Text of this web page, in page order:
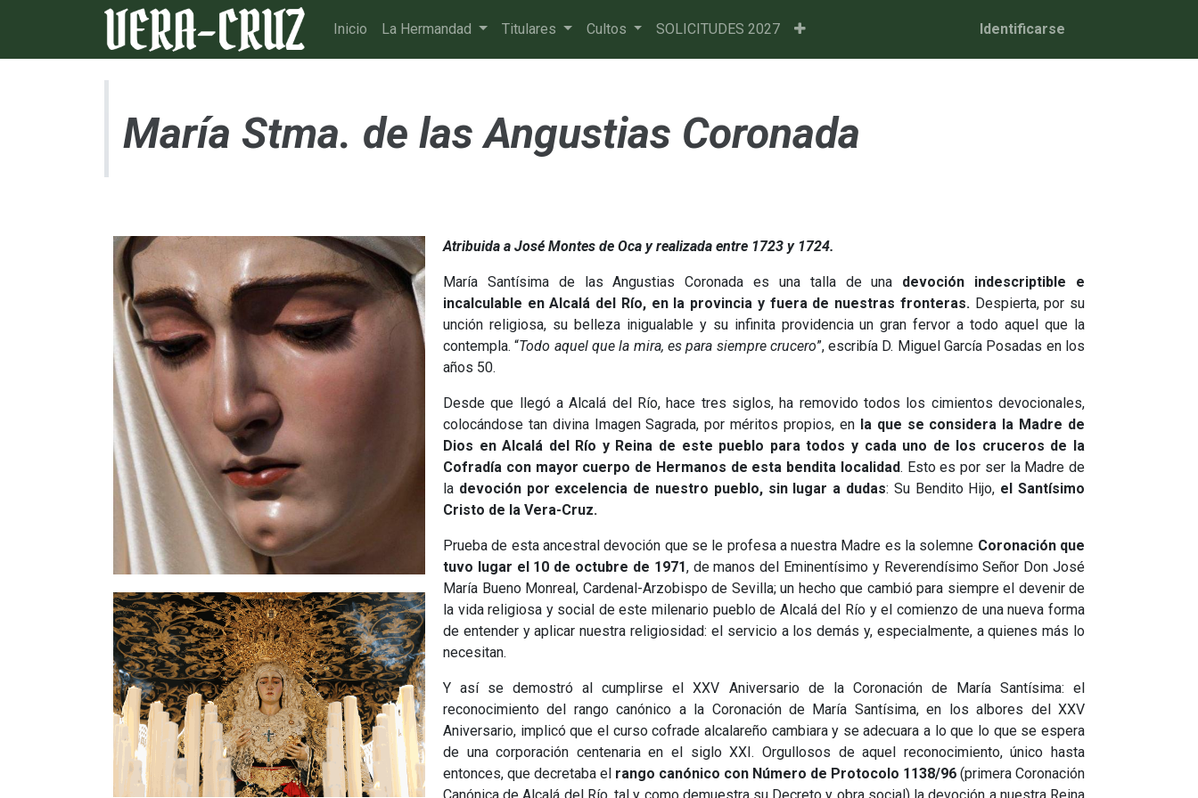
Inicio La Hermandad Titulares Cultos SOLICITUDES 2027 Identificarse
María Stma. de las Angustias Coronada
Atribuida a José Montes de Oca y realizada entre 1723 y 1724.
María Santísima de las Angustias Coronada es una talla de una devoción indescriptible e
incalculable en Alcalá del Río, en la provincia y fuera de nuestras fronteras.Despierta, por su
unción religiosa, su belleza inigualable y su infinita providencia un gran fervor a todo aquel que la
contempla. “Todo aquel que la mira, es para siempre crucero”, escribía D. Miguel García Posadas en los
años 50.
Desde que llegó a Alcalá del Río, hace tres siglos, ha removido todos los cimientos devocionales,
colocándose tan divina Imagen Sagrada, por méritos propios, en la que se considera la Madre de
Dios en Alcalá del Río y Reina de este pueblo para todos y cada uno de los cruceros de la
Cofradía con mayor cuerpo de Hermanos de esta bendita localidad. Esto es por ser la Madre de
la devoción por excelencia de nuestro pueblo, sin lugar a dudas: Su Bendito Hijo, el Santísimo
Cristo de la Vera-Cruz.
Prueba de esta ancestral devoción que se le profesa a nuestra Madre es la solemne Coronación que
tuvo lugar el 10 de octubre de 1971, de manos del Eminentísimo y Reverendísimo Señor Don José
María Bueno Monreal, Cardenal-Arzobispo de Sevilla; un hecho que cambió para siempre el devenir de
la vida religiosa y social de este milenario pueblo de Alcalá del Río y el comienzo de una nueva forma
de entender y aplicar nuestra religiosidad: el servicio a los demás y, especialmente, a quienes más lo
necesitan.
Y así se demostró al cumplirse el XXV Aniversario de la Coronación de María Santísima: el
reconocimiento del rango canónico a la Coronación de María Santísima, en los albores del XXV
Aniversario, implicó que el curso cofrade alcalareño cambiara y se adecuara a lo que lo que se espera
de una corporación centenaria en el siglo XXI. Orgullosos de aquel reconocimiento, único hasta
entonces, que decretaba el rango canónico con Número de Protocolo 1138/96 (primera Coronación